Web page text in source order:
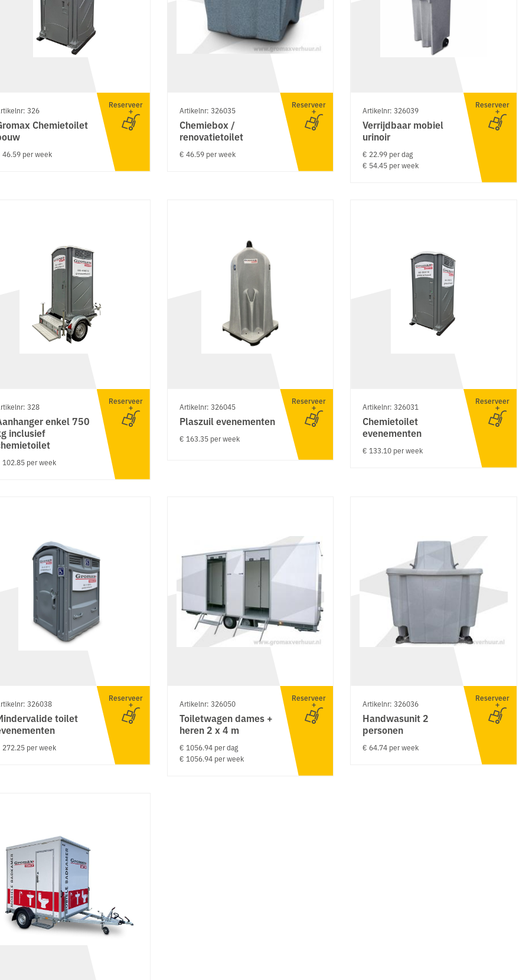
326
Chemietoilet
46.59 per week
Reserveer
Artikelnr: 326035
Chemiebox /
renovatietoilet
€ 46.59 per week
Reserveer
Artikelnr: 326039
Verrijdbaar mobiel
urinoir
€ 22.99 per dag
€ 54.45 per week
Reserveer
328
enkel 750
inclusief
102.85 per week
Reserveer
Artikelnr: 326045
Plaszuil evenementen
€ 163.35 per week
Reserveer
Artikelnr: 326031
Chemietoilet
evenementen
€ 133.10 per week
Reserveer
326038
toilet
272.25 per week
Reserveer
Artikelnr: 326050
Toiletwagen dames +
heren 2 x 4 m
€ 1056.94 per dag
€ 1056.94 per week
Reserveer
Artikelnr: 326036
Handwasunit 2
personen
€ 64.74 per week
Reserveer